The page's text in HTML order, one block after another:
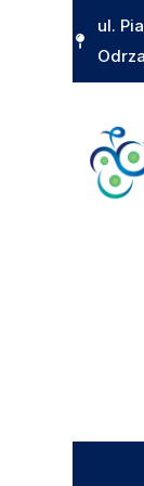
treści
ul.